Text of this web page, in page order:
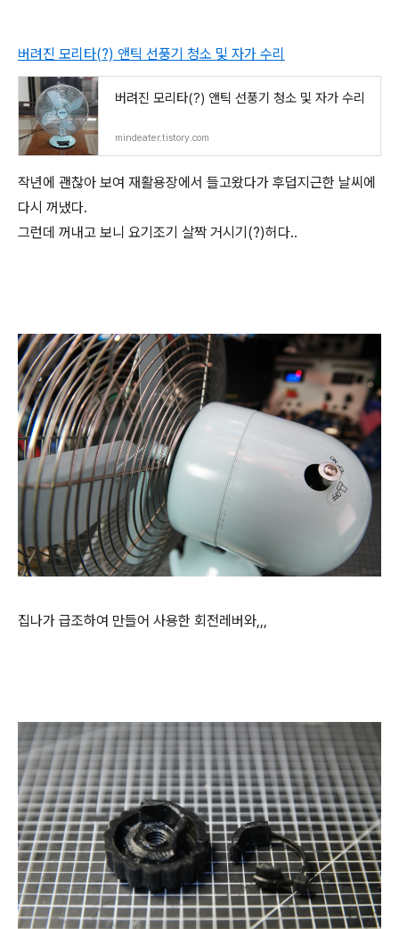
버려진 모리타(?) 앤틱 선풍기 청소 및 자가 수리
버려진 모리타(?) 앤틱 선풍기 청소 및 자가 수리
mindeater.tistory.com
작년에 괜찮아 보여 재활용장에서 들고왔다가 후덥지근한 날씨에
다시 꺼냈다.
그런데 꺼내고 보니 요기조기 살짝 거시기(?)허다..
집나가 급조하여 만들어 사용한 회전레버와,,,